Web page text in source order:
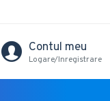
Contul meu
Logare/Inregistrare